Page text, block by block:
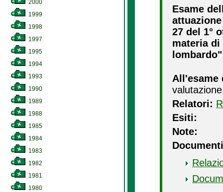
2000
1999
1998
1997
1995
1994
1993
1990
1989
1988
1985
1984
1983
1982
1981
1980
Esame
27 del 1°
materia
All'esame
valutazione
Relatori:
Esiti:
Note: